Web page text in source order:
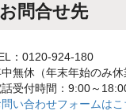
お問合せ先
：0120-924-180
無休（年末年始のみ休
受付時間：9:00～
い合わせフォームはこ